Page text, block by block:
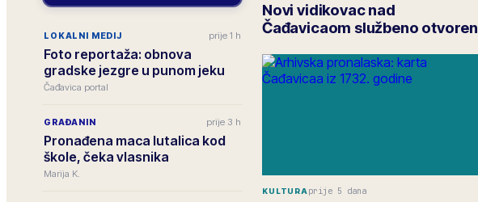
LOKALNI MEDIJ prije 1 h
Foto reportaža: obnova
gradske jezgre u punom jeku
Čađavica portal
GRAĐANIN prije 3 h
Pronađena maca lutalica kod
škole, čeka vlasnika
Marija K.
Novi vidikovac nad
Čađavicaom službeno otvoren
KULTURA prije 5 dana